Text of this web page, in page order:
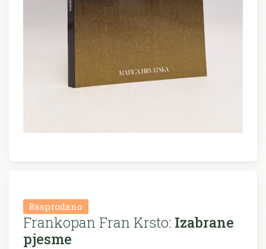
Rasprodano
Frankopan Fran Krsto: Izabrane
pjesme